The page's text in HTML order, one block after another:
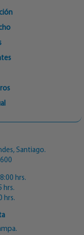
Santiago.
hrs.
hrs.
hrs.